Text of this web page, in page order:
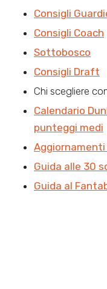
Consigli
Consigli Coach
Sottobosco
Consigli Draft
Chi scegliere
Calendario
punteggi medi
Guida alle 30
Guida al